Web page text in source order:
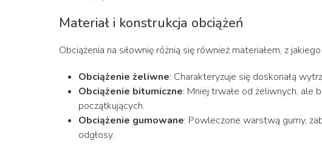
Materiał i konstrukcja obciążeń
Obciążenia na siłownię różnią się również materiałem, z
Obciążenie żeliwne: Charakteryzuje się doskonałą
Obciążenie bitumiczne: Mniej trwałe od żeliwnych, ale
początkujących.
Obciążenie gumowane: Powleczone warstwą gumy,
odgłosy.